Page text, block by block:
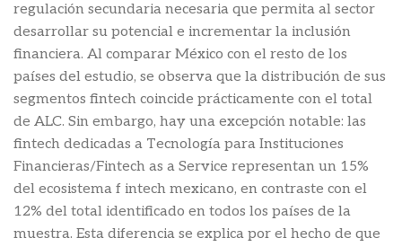
regulación secundaria necesaria que permita al sector
desarrollar su potencial e incrementar la inclusión
financiera. Al comparar México con el resto de los
países del estudio, se observa que la distribución de sus
segmentos fintech coincide prácticamente con el total
de ALC. Sin embargo, hay una excepción notable: las
fintech dedicadas a Tecnología para Instituciones
Financieras/Fintech as a Service representan un 15%
del ecosistema f intech mexicano, en contraste con el
12% del total identificado en todos los países de la
muestra. Esta diferencia se explica por el hecho de que